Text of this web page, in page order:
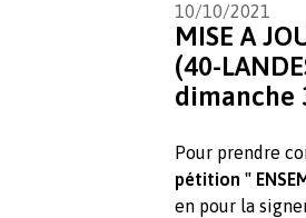
10/10/2021
MISE A
(40-
dimanche
Pour prendre
pétition "
en pour la